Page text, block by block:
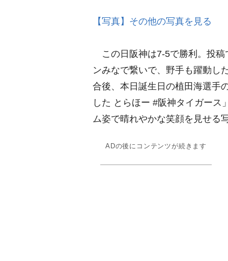
【写真】その他の写真を見る
この日阪神は7-5で勝利。投稿
ンみなで繋いで、野手も躍動し
合後、本日誕生日の植田海選手
した とらほー #阪神タイガース
ム姿で晴れやかな笑顔を見せる
ADの後にコンテンツが続きます